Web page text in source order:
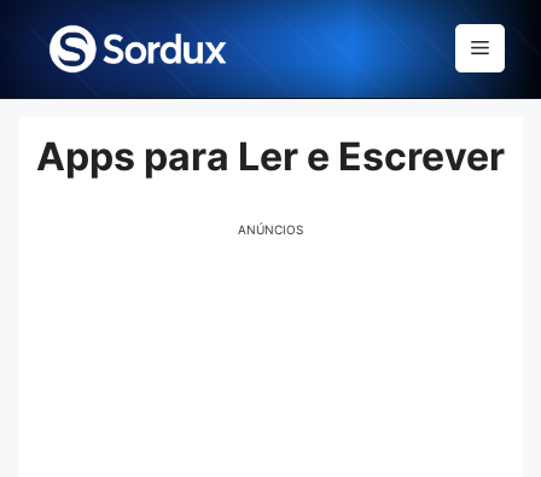
content
Menu
Apps para Ler e Escrever
ANÚNCIOS